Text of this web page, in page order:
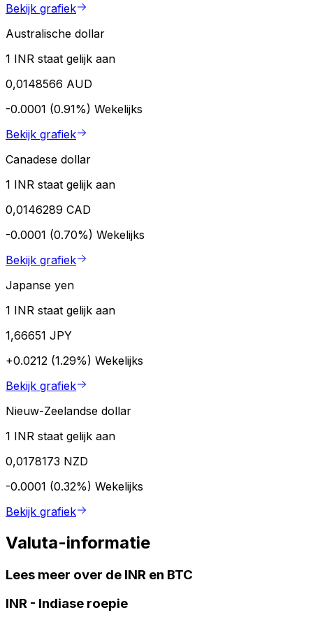
Bekijk grafiek
Australische dollar
1 INR staat gelijk aan
0,0148566 AUD
-0.0001 (0.91%) Wekelijks
Bekijk grafiek
Canadese dollar
1 INR staat gelijk aan
0,0146289 CAD
-0.0001 (0.70%) Wekelijks
Bekijk grafiek
Japanse yen
1 INR staat gelijk aan
1,66651 JPY
+0.0212 (1.29%) Wekelijks
Bekijk grafiek
Nieuw-Zeelandse dollar
1 INR staat gelijk aan
0,0178173 NZD
-0.0001 (0.32%) Wekelijks
Bekijk grafiek
Valuta-informatie
Lees meer over de INR en BTC
INR - Indiase roepie